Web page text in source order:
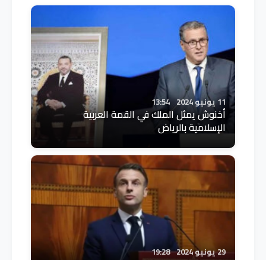
11 يونيو 2024 13:54
أخنوش يمثل الملك في القمة العربية
الإسلامية بالرياض
29 يونيو 2024 19:28